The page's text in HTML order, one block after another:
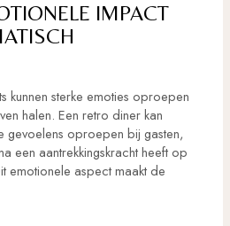
IMPACT
kunnen sterke emoties oproepen
halen. Een retro diner kan
gevoelens oproepen bij gasten,
een aantrekkingskracht heeft op
emotionele aspect maakt de